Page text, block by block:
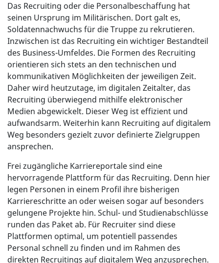
Das Recruiting oder die Personalbeschaffung hat
seinen Ursprung im Militärischen. Dort galt es,
Soldatennachwuchs für die Truppe zu rekrutieren.
Inzwischen ist das Recruiting ein wichtiger Bestandteil
des Business-Umfeldes. Die Formen des Recruiting
orientieren sich stets an den technischen und
kommunikativen Möglichkeiten der jeweiligen Zeit.
Daher wird heutzutage, im digitalen Zeitalter, das
Recruiting überwiegend mithilfe elektronischer
Medien abgewickelt. Dieser Weg ist effizient und
aufwandsarm. Weiterhin kann Recruiting auf digitalem
Weg besonders gezielt zuvor definierte Zielgruppen
ansprechen.
Frei zugängliche Karriereportale sind eine
hervorragende Plattform für das Recruiting. Denn hier
legen Personen in einem Profil ihre bisherigen
Karriereschritte an oder weisen sogar auf besonders
gelungene Projekte hin. Schul- und Studienabschlüsse
runden das Paket ab. Für Recruiter sind diese
Plattformen optimal, um potentiell passendes
Personal schnell zu finden und im Rahmen des
direkten Recruitings auf digitalem Weg anzusprechen.